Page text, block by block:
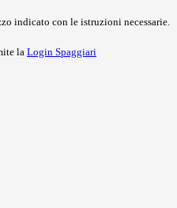
indicato con le istruzioni necessarie.
la Login Spaggiari